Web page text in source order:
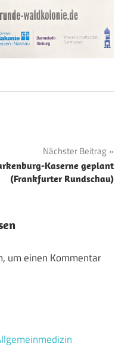
Nächster Beitrag
Kaserne geplant
(Frankfurter Rundschau)
um einen Kommentar